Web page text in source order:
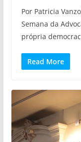
Por Patricia
Semana da
própria
Read More